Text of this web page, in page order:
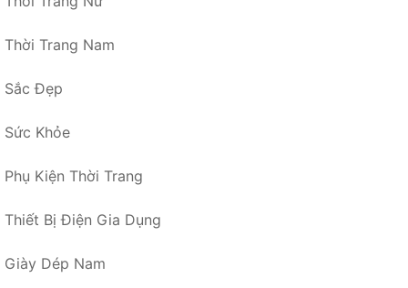
Thời Trang Nam
Sắc Đẹp
Sức Khỏe
Phụ Kiện Thời Trang
Thiết Bị Điện Gia Dụng
Giày Dép Nam